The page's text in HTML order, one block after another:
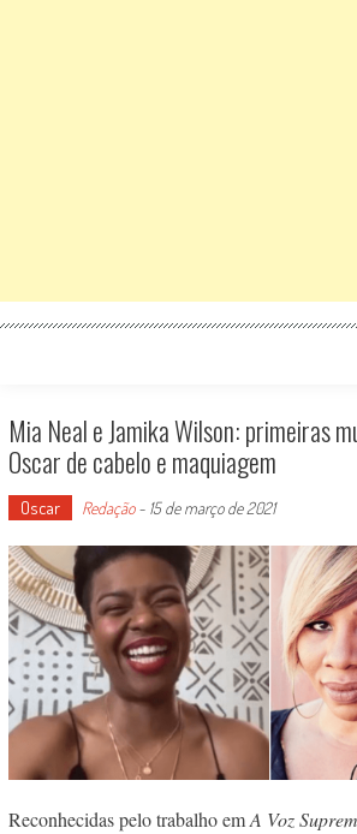
Mia Neal e Jamika Wilson: primeiras
Oscar de cabelo e maquiagem
Oscar Redação- 15 de março de 2021
Reconhecidas pelo trabalho emA Voz